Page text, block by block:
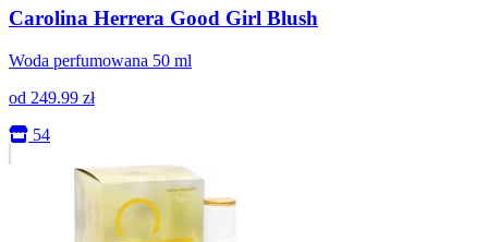
Carolina Herrera Good Girl Blush
Woda perfumowana 50 ml
od 249.99 zł
54